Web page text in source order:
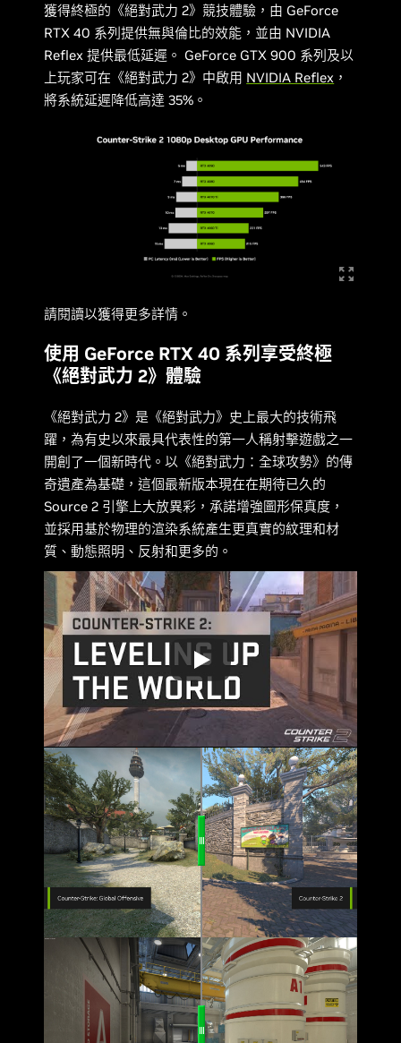
獲得終極的《絕對武力 2》競技體驗，由 GeForce
RTX 40 系列提供無與倫比的效能，並由 NVIDIA
Reflex 提供最低延遲。 GeForce GTX 900 系列及以
上玩家可在《絕對武力 2》中啟用 NVIDIA Reflex ，
將系統延遲降低高達 35%。
請閱讀以獲得更多詳情。
使用 GeForce RTX 40 系列享受終極
《絕對武力 2》體驗
《絕對武力 2》是《絕對武力》史上最大的技術飛
躍，為有史以來最具代表性的第一人稱射擊遊戲之一
開創了一個新時代。以《絕對武力：全球攻勢》的傳
奇遺產為基礎，這個最新版本現在在期待已久的
Source 2 引擎上大放異彩，承諾增強圖形保真度，
並採用基於物理的渲染系統產生更真實的紋理和材
質、動態照明、反射和更多的。